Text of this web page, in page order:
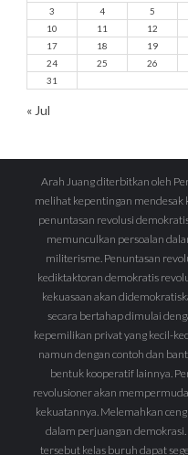
3
4 5
10
11 12
17
18 19
24
25 26
31
« Jul
Arah Juang diterbitkan oleh
melihat kepentingan mendesak
penuntasan revolusi
memunculkan persoalan
militerisme. Penuntasan
kediktaktoran demokratis
kekuasaan akan
secara bertahap dimulai
kepemilikan privat yang kecil-
namun dengan contoh dan
bentuk kooperatif lainnya.
revolusioner akan
kekuatannya. Melemahkan
dalam perjuangan
tersebut kelas buruh dapat